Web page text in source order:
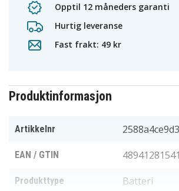
Opptil 12 måneders garanti
Hurtig leveranse
Fast frakt: 49 kr
Produktinformasjon
Artikkelnr
EAN / GTIN
Produkttype Batteri